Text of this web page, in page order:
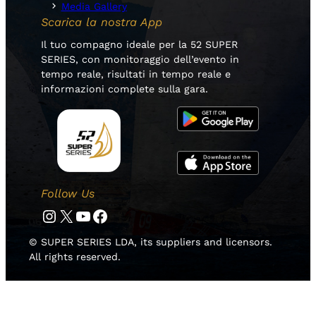
Media Gallery
Scarica la nostra App
Il tuo compagno ideale per la 52 SUPER
SERIES, con monitoraggio dell’evento in
tempo reale, risultati in tempo reale e
informazioni complete sulla gara.
Follow Us
Instagram Twitter YouTube Facebook
© SUPER SERIES LDA, its suppliers and licensors.
All rights reserved.